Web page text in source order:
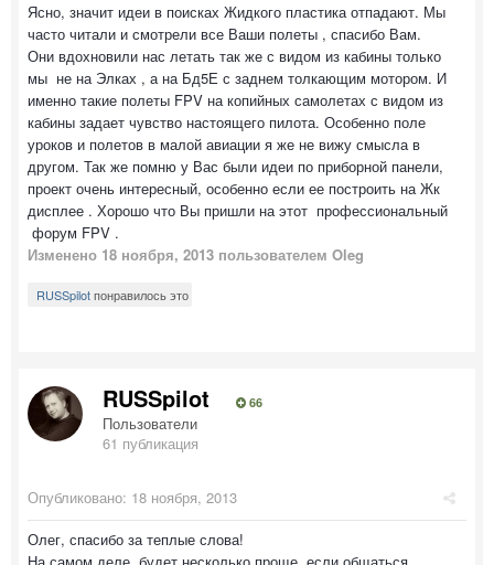
Ясно, значит идеи в поисках Жидкого пластика отпадают. Мы
часто читали и смотрели все Ваши полеты , спасибо Вам.
Они вдохновили нас летать так же с видом из кабины только
мы не на Элках , а на Бд5Е с заднем толкающим мотором. И
именно такие полеты FPV на копийных самолетах с видом из
кабины задает чувство настоящего пилота. Особенно поле
уроков и полетов в малой авиации я же не вижу смысла в
другом. Так же помню у Вас были идеи по приборной панели,
проект очень интересный, особенно если ее построить на Жк
дисплее . Хорошо что Вы пришли на этот профессиональный
форум FPV .
Изменено 18 ноября, 2013 пользователем Oleg
RUSSpilotпонравилось это
RUSSpilot 66
Пользователи
61 публикация
Опубликовано: 18 ноября, 2013
Олег, спасибо за теплые слова!